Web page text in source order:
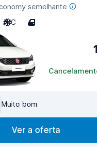
semelhante
A/C 4
Muito bom
Ver a oferta